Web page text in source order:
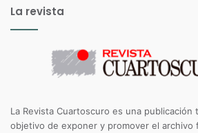
La revista
La Revista Cuartoscuro es una publicación
objetivo de exponer y promover el